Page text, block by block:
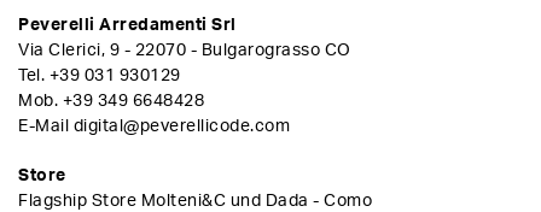
Peverelli Arredamenti Srl
Via Clerici, 9 - 22070 - Bulgarograsso CO
Tel. +39 031 930129
Mob. +39 349 6648428
E-Mail digital@peverellicode.com
Store
Flagship Store Molteni&C und Dada - Como